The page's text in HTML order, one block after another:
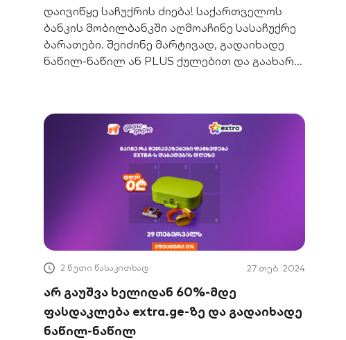
დაივიწყე საჩუქრის ძიება! საქართველოს
ბანკის მობილბანკში აღმოაჩინე სასაჩუქრე
ბარათები. შეიძინე მარტივად, გადაიხადე
ნაწილ-ნაწილ ან PLUS ქულებით და გაახარე
2 წუთი წასაკითხად 27 თებ. 2024
არ გაუშვა ხელიდან 60%-მდე
ფასდაკლება extra.ge-ზე და გადაიხადე
ნაწილ-ნაწილ